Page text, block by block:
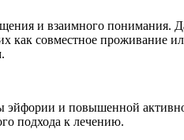
и взаимного понимания.
как совместное проживание
и повышенной
подхода к лечению.